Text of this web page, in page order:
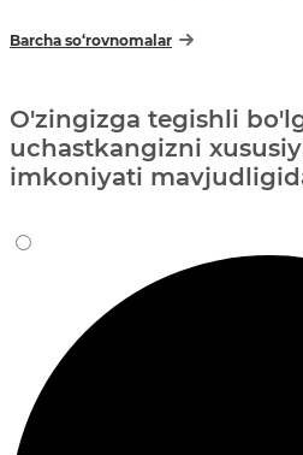
Barcha so‘rovnomalar
O'zingizga tegishli
uchastkangizni
imkoniyati